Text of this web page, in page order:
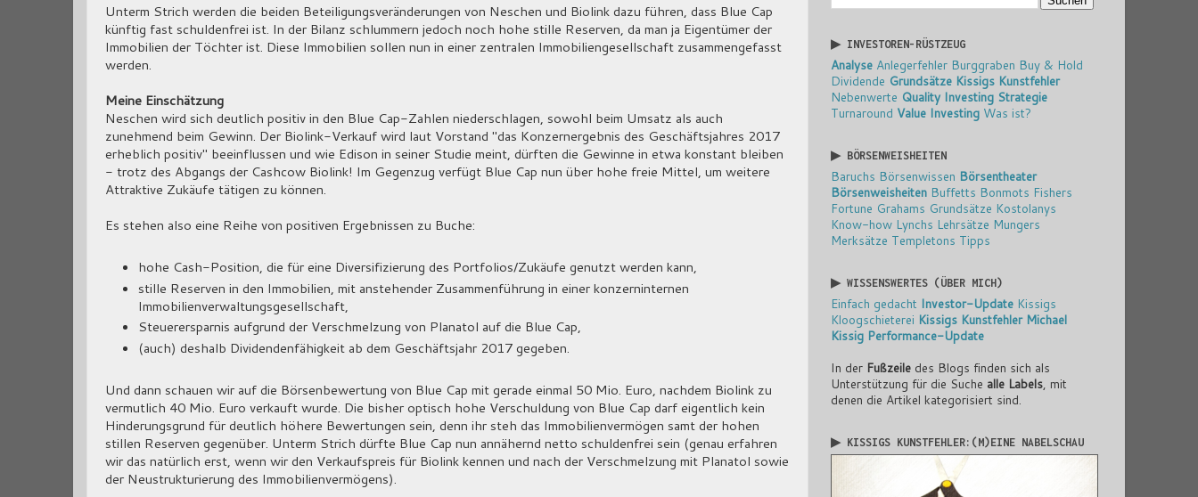
Unterm Strich werden die beiden Beteiligungsveränderungen von Neschen und Biolink dazu führen, dass Blue Cap
künftig fast schuldenfrei ist. In der Bilanz schlummern jedoch noch hohe stille Reserven, da man ja Eigentümer der
Immobilien der Töchter ist. Diese Immobilien sollen nun in einer zentralen Immobiliengesellschaft zusammengefasst
werden.
Meine Einschätzung
Neschen wird sich deutlich positiv in den Blue Cap-Zahlen niederschlagen, sowohl beim Umsatz als auch
zunehmend beim Gewinn. Der Biolink-Verkauf wird laut Vorstand "das Konzernergebnis des Geschäftsjahres 2017
erheblich positiv" beeinflussen und wie Edison in seiner Studie meint, dürften die Gewinne in etwa konstant bleiben
- trotz des Abgangs der Cashcow Biolink! Im Gegenzug verfügt Blue Cap nun über hohe freie Mittel, um weitere
Attraktive Zukäufe tätigen zu können.
Es stehen also eine Reihe von positiven Ergebnissen zu Buche:
hohe Cash-Position, die für eine Diversifizierung des Portfolios/Zukäufe genutzt werden kann,
stille Reserven in den Immobilien, mit anstehender Zusammenführung in einer konzerninternen
Immobilienverwaltungsgesellschaft,
Steuerersparnis aufgrund der Verschmelzung von Planatol auf die Blue Cap,
(auch) deshalb Dividendenfähigkeit ab dem Geschäftsjahr 2017 gegeben.
Und dann schauen wir auf die Börsenbewertung von Blue Cap mit gerade einmal 50 Mio. Euro, nachdem Biolink zu
vermutlich 40 Mio. Euro verkauft wurde. Die bisher optisch hohe Verschuldung von Blue Cap darf eigentlich kein
Hinderungsgrund für deutlich höhere Bewertungen sein, denn ihr steh das Immobilienvermögen samt der hohen
stillen Reserven gegenüber. Unterm Strich dürfte Blue Cap nun annähernd netto schuldenfrei sein (genau erfahren
wir das natürlich erst, wenn wir den Verkaufspreis für Biolink kennen und nach der Verschmelzung mit Planatol sowie
der Neustrukturierung des Immobilienvermögens).
▶ INVESTOREN-RÜSTZEUG
Analyse Anlegerfehler Burggraben Buy & Hold
Dividende Grundsätze Kissigs Kunstfehler
Nebenwerte Quality Investing Strategie
Turnaround Value Investing Was ist?
▶ BÖRSENWEISHEITEN
Baruchs Börsenwissen Börsentheater
Börsenweisheiten Buffetts Bonmots Fishers
Fortune Grahams Grundsätze Kostolanys
Know-how Lynchs Lehrsätze Mungers
Merksätze Templetons Tipps
▶ WISSENSWERTES (ÜBER MICH)
Einfach gedacht Investor-Update Kissigs
Kloogschieterei Kissigs Kunstfehler Michael
Kissig Performance-Update
In der Fußzeile des Blogs finden sich als
Unterstützung für die Suche alle Labels , mit
denen die Artikel kategorisiert sind.
▶ KISSIGS KUNSTFEHLER:(M)EINE NABELSCHAU